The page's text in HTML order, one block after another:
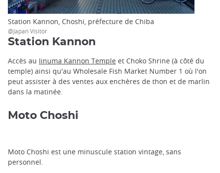
Station Kannon, Choshi, préfecture de Chiba
@Japan Visitor
Station Kannon
Accès au Iinuma Kannon Temple et Choko Shrine (à côté du
temple) ainsi qu'au Wholesale Fish Market Number 1 où l'on
peut assister à des ventes aux enchères de thon et de marlin
dans la matinée.
Moto Choshi
Moto Choshi est une minuscule station vintage, sans
personnel.